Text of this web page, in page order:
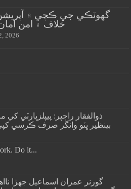
گهوٽڪي جي ڪچي ۾ آپريشن
خلاف ۽ امن
2026
ذوالفقار راڄپر: پيپلزپارٽي
بينظير ڀٽو وانگر صرف ڪرسي
Do it...